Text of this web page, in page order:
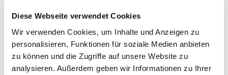
Diese Webseite verwendet Cookies
Wir verwenden Cookies, um Inhalte und Anzeigen zu
personalisieren, Funktionen für soziale Medien anbieten
zu können und die Zugriffe auf unsere Website zu
analysieren. Außerdem geben wir Informationen zu Ihrer
vorbeigeht. Zudem haben die Angestellten Zugang zu
Touchpanels. So lassen sich Beleuchtung, Thermostate
und Lüftung von zentraler Stelle aus bequem und
energieeffizient steuern. Und damit bare Münze sparen.